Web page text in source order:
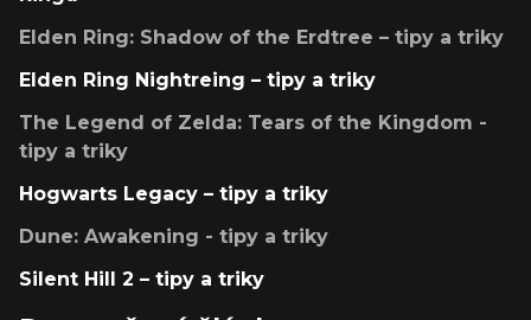
Elden Ring: Shadow of the Erdtree – tipy a triky
Elden Ring Nightreing – tipy a triky
The Legend of Zelda: Tears of the Kingdom -
tipy a triky
Hogwarts Legacy – tipy a triky
Dune: Awakening - tipy a triky
Silent Hill 2 – tipy a triky